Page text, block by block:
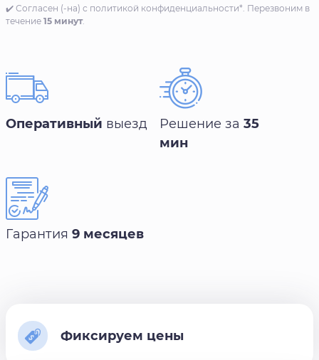
✔️ Согласен (-на) с политикой конфиденциальности*. Перезвоним в
течение 15 минут.
Оперативный выезд Решение за 35
мин
Гарантия 9 месяцев
Фиксируем цены